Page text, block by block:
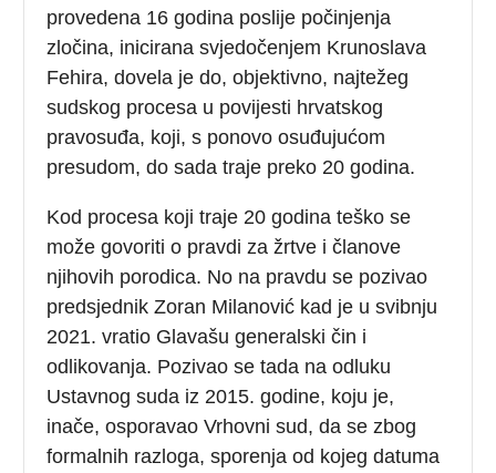
provedena 16 godina poslije počinjenja
zločina, inicirana svjedočenjem Krunoslava
Fehira, dovela je do, objektivno, najtežeg
sudskog procesa u povijesti hrvatskog
pravosuđa, koji, s ponovo osuđujućom
presudom, do sada traje preko 20 godina.
Kod procesa koji traje 20 godina teško se
može govoriti o pravdi za žrtve i članove
njihovih porodica. No na pravdu se pozivao
predsjednik Zoran Milanović kad je u svibnju
2021. vratio Glavašu generalski čin i
odlikovanja. Pozivao se tada na odluku
Ustavnog suda iz 2015. godine, koju je,
inače, osporavao Vrhovni sud, da se zbog
formalnih razloga, sporenja od kojeg datuma